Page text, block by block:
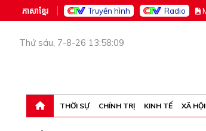
ភាសាខ្មែរ Truyền hình Radio
Thứ sáu, 7-8-26 13:58:09
THỜI SỰ CHÍNH TRỊ KINH TẾ XÃ HỘI